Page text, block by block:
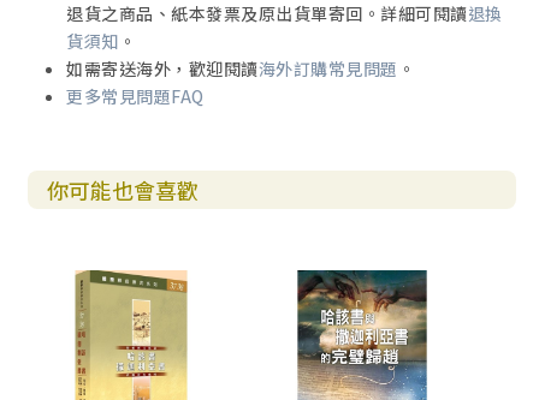
瑪拉基書導論
I 結構
II 文學特色
A 先知式辯論
C 使者公式
D 誇張和諷刺
標題（瑪一1）
經文解釋
引言：上主愛以色列（第一個信息）（瑪一2～5）
退貨之商品、紙本發票及原出貨單寄回。詳細可閱讀退換
貨須知 。
如需寄送海外，歡迎閱讀海外訂購常見問題 。
更多常見問題FAQ
你可能也會喜歡